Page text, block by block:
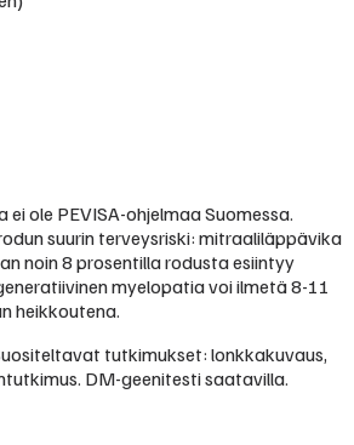
ei ole PEVISA-ohjelmaa Suomessa.
suurin terveysriski: mitraaliläppävika
noin 8 prosentilla rodusta esiintyy
myelopatia voi ilmetä 8-11
heikkoutena.
tutkimukset: lonkkakuvaus,
DM-geenitesti saatavilla.